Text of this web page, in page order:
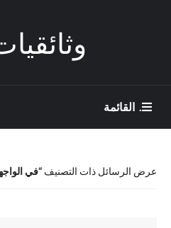
. القائمة
عرض الرسائل ذات التصنيف في